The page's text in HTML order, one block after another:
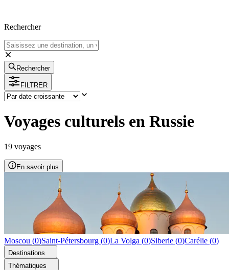
Rechercher
Rechercher
FILTRER
Voyages culturels en Russie
19 voyages
En savoir plus
Moscou (0)Saint-Pétersbourg (0)La Volga (0)Siberie (0)Carélie (0)
Destinations
Thématiques